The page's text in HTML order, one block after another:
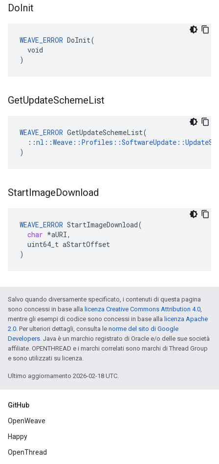
DoInit
WEAVE_ERROR DoInit(
  void
)
GetUpdateSchemeList
WEAVE_ERROR GetUpdateSchemeList(
  ::
)
StartImageDownload
WEAVE_ERROR StartImageDownload(
char *aURI,
uint64_t aStartOffset
)
Salvo quando diversamente specificato, i contenuti di questa pagina
sono concessi in base alla licenza Creative Commons Attribution 4.0,
mentre gli esempi di codice sono concessi in base alla licenza Apache
2.0. Per ulteriori dettagli, consulta le norme del sito di Google
Developers. Java è un marchio registrato di Oracle e/o delle sue società
affiliate. OPENTHREAD e i marchi correlati sono marchi di Thread Group
e sono utilizzati su licenza.
Ultimo aggiornamento 2026-02-18 UTC.
GitHub
OpenWeave
Happy
OpenThread